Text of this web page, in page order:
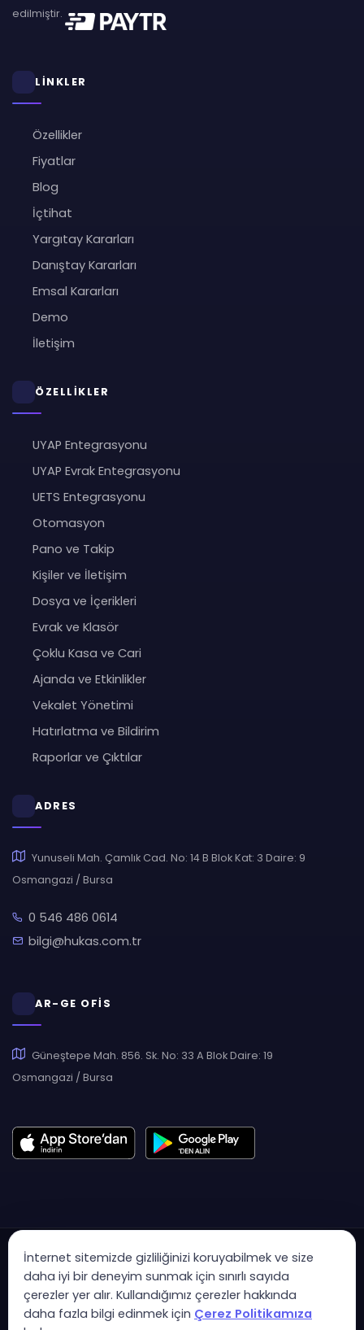
edilmiştir.
LİNKLER
Özellikler
Fiyatlar
Blog
İçtihat
Yargıtay Kararları
Danıştay Kararları
Emsal Kararları
Demo
İletişim
ÖZELLİKLER
UYAP Entegrasyonu
UYAP Evrak Entegrasyonu
UETS Entegrasyonu
Otomasyon
Pano ve Takip
Kişiler ve İletişim
Dosya ve İçerikleri
Evrak ve Klasör
Çoklu Kasa ve Cari
Ajanda ve Etkinlikler
Vekalet Yönetimi
Hatırlatma ve Bildirim
Raporlar ve Çıktılar
ADRES
Yunuseli Mah. Çamlık Cad. No: 14 B Blok Kat: 3 Daire: 9
Osmangazi / Bursa
0 546 486 0614
bilgi@hukas.com.tr
AR-GE OFİS
Güneştepe Mah. 856. Sk. No: 33 A Blok Daire: 19
Osmangazi / Bursa
Copyright © 2007 - 2026 Hukas | Hukuk Asistan • Tüm Hakları
Saklıdır
İnternet sitemizde gizliliğinizi koruyabilmek ve size
daha iyi bir deneyim sunmak için sınırlı sayıda
çerezler yer alır. Kullandığımız çerezler hakkında
daha fazla bilgi edinmek için Çerez Politikamıza